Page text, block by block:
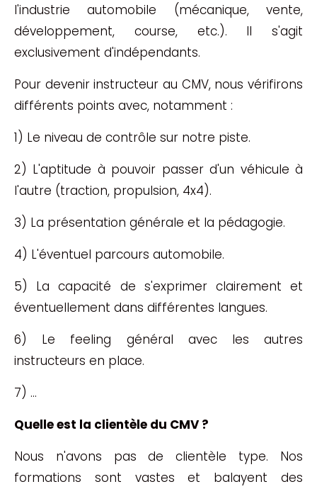
l'industrie automobile (mécanique, vente,
développement, course, etc.). Il s'agit
exclusivement d'indépendants.
Pour devenir instructeur au CMV, nous vérifirons
différents points avec, notamment :
1) Le niveau de contrôle sur notre piste.
2) L'aptitude à pouvoir passer d'un véhicule à
l'autre (traction, propulsion, 4x4).
3) La présentation générale et la pédagogie.
4) L'éventuel parcours automobile.
5) La capacité de s'exprimer clairement et
éventuellement dans différentes langues.
6) Le feeling général avec les autres
instructeurs en place.
7) ...
Quelle est la clientèle du CMV ?
Nous n'avons pas de clientèle type. Nos
formations sont vastes et balayent des